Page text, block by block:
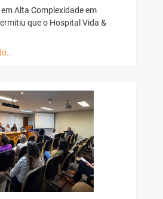
Alta Complexidade em
que o Hospital Vida &